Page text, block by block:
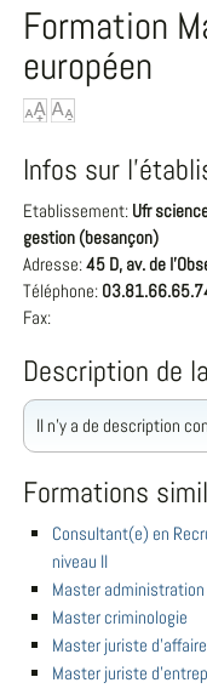
Formation
européen
Infos sur
Etablissement: Ufr
gestion (besançon)
Adresse:45 D, av. de
Téléphone:
Fax:
Description de
Il n'y a de description
Formations
Consultant(e) en
niveau II
Master
Master criminologie
Master juriste
Master juriste